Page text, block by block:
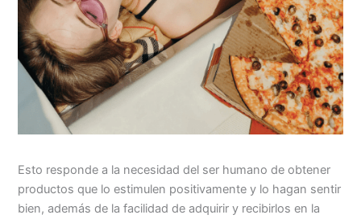
Esto responde a la necesidad del ser humano de obtener
productos que lo estimulen positivamente y lo hagan sentir
bien, además de la facilidad de adquirir y recibirlos en la